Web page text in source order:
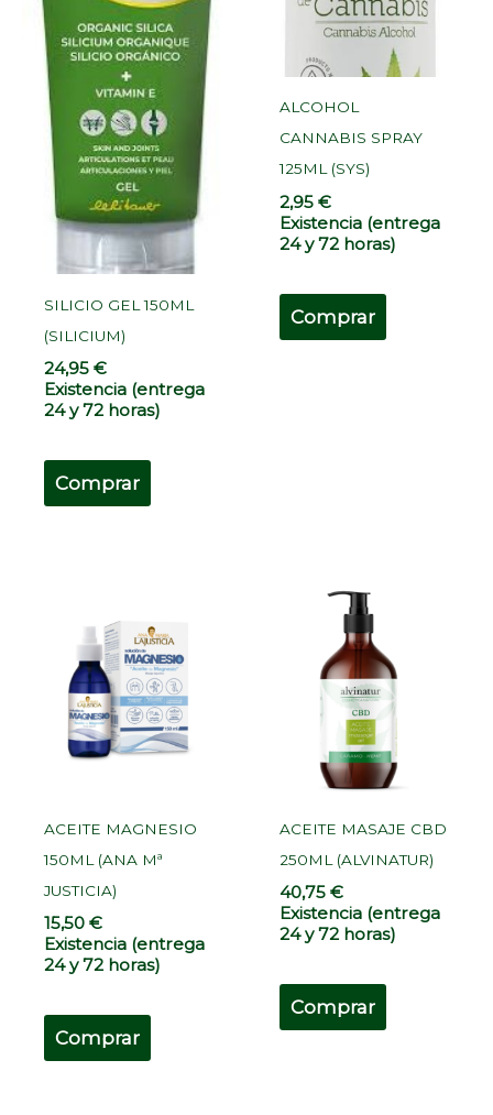
SILICIO GEL 150ML
(SILICIUM)
24,95€
Existencia (entrega
24 y 72 horas)
Comprar
ALCOHOL
CANNABIS SPRAY
125ML (SYS)
2,95€
Existencia (entrega
24 y 72 horas)
Comprar
ACEITE MAGNESIO
150ML (ANA Mª
JUSTICIA)
15,50€
Existencia (entrega
24 y 72 horas)
Comprar
ACEITE MASAJE CBD
250ML (ALVINATUR)
40,75€
Existencia (entrega
24 y 72 horas)
Comprar